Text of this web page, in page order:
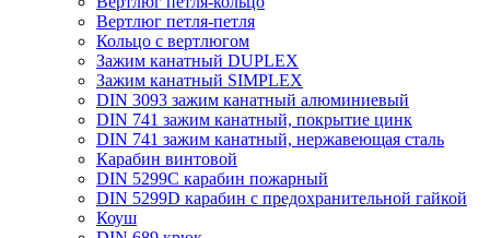
Вертлюг петля-петля
Кольцо с вертлюгом
Зажим канатный DUPLEX
Зажим канатный SIMPLEX
DIN 3093 зажим канатный алюминиевый
DIN 741 зажим канатный, покрытие цинк
DIN 741 зажим канатный, нержавеющая сталь
Карабин винтовой
DIN 5299C карабин пожарный
DIN 5299D карабин с предохранительной гайкой
Коуш